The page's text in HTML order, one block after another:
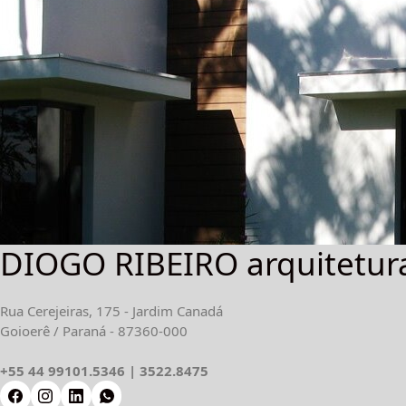
DIOGO RIBEIRO
Rua Cerejeiras, 175 - Jardim Canadá
Goioerê / Paraná - 87360-000
+55 44 99101.5346 | 3522.8475